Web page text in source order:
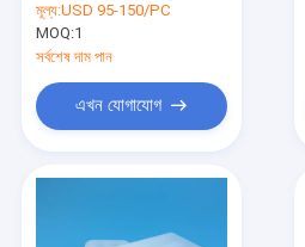
মূল্য:USD 95-150/PC
MOQ:1
সর্বশেষ দাম পান
এখন যোগাযোগ